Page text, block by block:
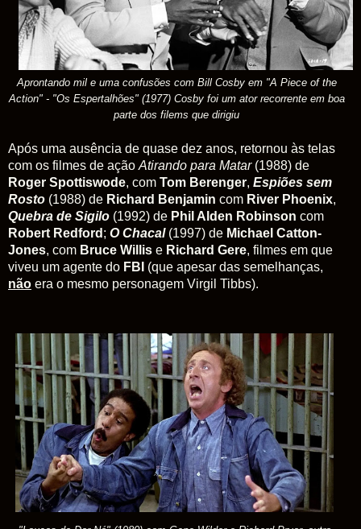
Aprontando mil e uma confusões com Bill Cosby em "A Piece of the
Action" - "Os Espertalhões" (1977) Cosby foi um ator recorrente em boa
parte dos filems que dirigiu
Após uma ausência de quase dez anos, retornou às telas
com os filmes de ação Atirando para Matar(1988) de
Roger Spottiswode, com Tom Berenger, Espiões sem
Rosto (1988) de Richard Benjamin com River Phoenix,
Quebra de Sigilo (1992) de Phil Alden Robinson com
Robert Redford ; O Chacal(1997) de Michael Catton-
Jones, com Bruce Willis e Richard Gere, filmes em que
viveu um agente do FBI (que apesar das semelhanças,
não era o mesmo personagem Virgil Tibbs).